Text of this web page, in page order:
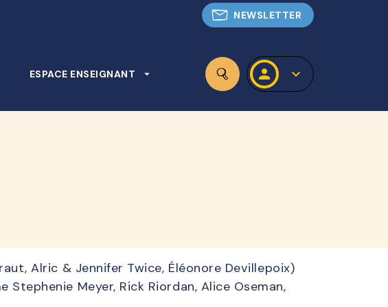
NEWSLETTER
personn keyboard_arrow_down
ESPACE ENSEIGNANT arrow_drop_down
search
Alric & Jennifer Twice, Éléonore Devillepoix)
Meyer, Rick Riordan, Alice Oseman,